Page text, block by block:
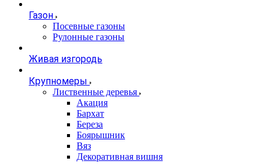
Газон
Посевные газоны
Рулонные газоны
Живая изгородь
Крупномеры
Лиственные деревья
Акация
Бархат
Береза
Боярышник
Вяз
Декоративная вишня